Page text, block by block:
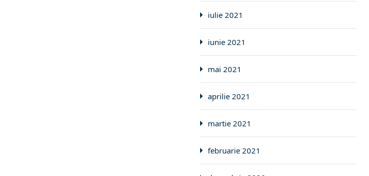
iulie 2021
iunie 2021
mai 2021
aprilie 2021
martie 2021
februarie 2021